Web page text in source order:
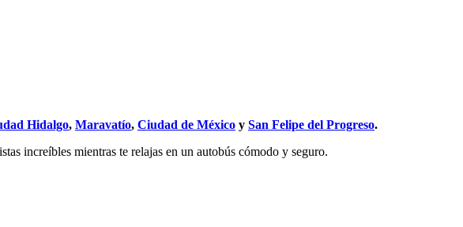
Hidalgo, Maravatío, Ciudad de México y San Felipe del Progreso.
increíbles mientras te relajas en un autobús cómodo y seguro.